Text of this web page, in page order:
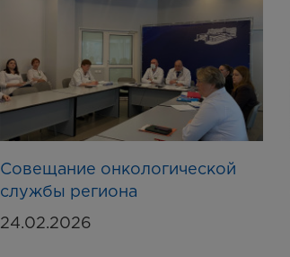
Совещание онкологической
службы региона
24.02.2026